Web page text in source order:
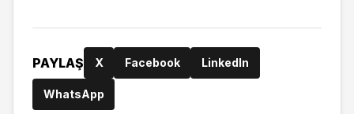
PAYLAŞ X Facebook LinkedIn
WhatsApp